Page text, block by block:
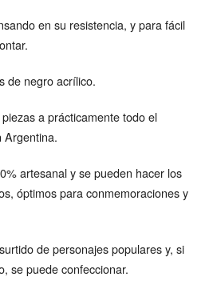
en su resistencia, y para fácil
de negro acrílico.
a prácticamente todo el
Argentina.
artesanal y se pueden hacer los
óptimos para conmemoraciones y
de personajes populares y, si
se puede confeccionar.